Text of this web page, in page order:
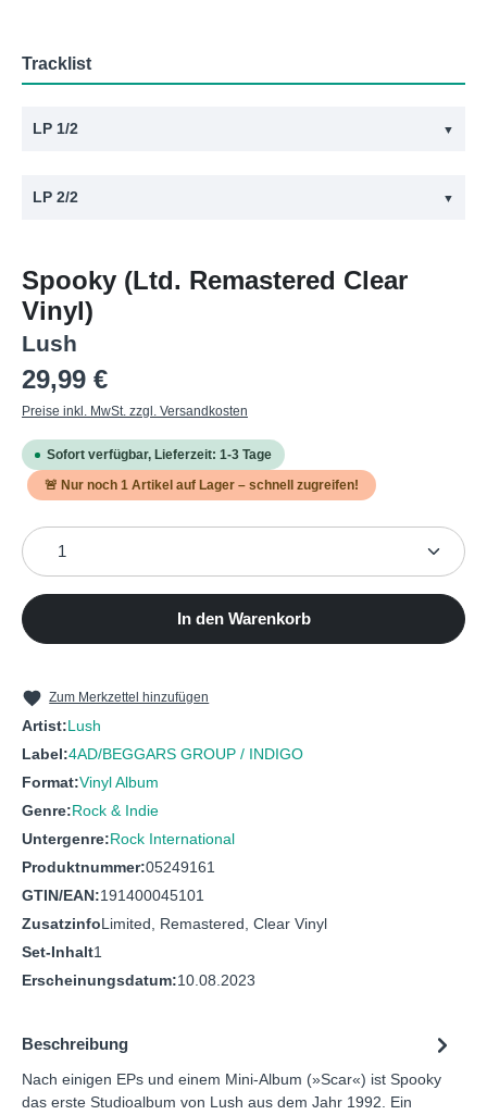
Tracklist
LP 1/2 ▼
3 Tiny Smiles
4 Covert
LP 2/2 ▼
1 Superblast!
2 Untogether
3 Fantasy
4 Take
6 Monochrome
Spooky (Ltd. Remastered Clear
Vinyl)
Lush
Regulärer Preis:
29,99 €
Preise inkl. MwSt. zzgl. Versandkosten
Sofort verfügbar, Lieferzeit: 1-3 Tage
🚨 Nur noch 1 Artikel auf Lager – schnell zugreifen!
Produkt Anzahl: Gib den gewünschten Wert ein
In den Warenkorb
Zum Merkzettel hinzufügen
Artist:Lush
Label:4AD/BEGGARS GROUP / INDIGO
Format:Vinyl Album
Genre:Rock & Indie
Untergenre:Rock International
Produktnummer:05249161
GTIN/EAN:191400045101
ZusatzinfoLimited, Remastered, Clear Vinyl
Set-Inhalt1
Erscheinungsdatum:10.08.2023
Beschreibung
Nach einigen EPs und einem Mini-Album (»Scar«) ist Spooky
das erste Studioalbum von Lush aus dem Jahr 1992. Ein